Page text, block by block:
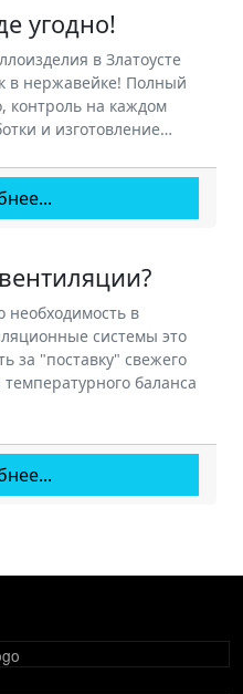
угодно!
в Златоусте
в нержавейке! Полный
контроль на каждом
и изготовление…
необходимость в
системы это
за "поставку" свежего
баланса